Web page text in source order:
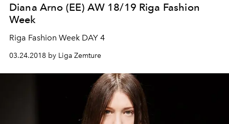
Diana Arno (EE) AW 18/19 Riga Fashion
Week
Riga Fashion Week DAY 4
03.24.2018 by Liga Zemture